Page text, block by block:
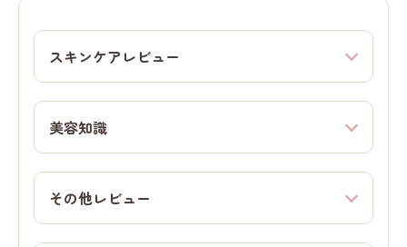
スキンケアレビュー
美容知識
その他レビュー